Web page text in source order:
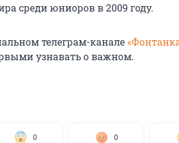
среди юниоров в 2009 году.
телеграм-канале
узнавать о важном.
0 0